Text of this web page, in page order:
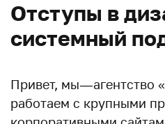
Отступы в
системный
Привет, мы — агентство
работаем с крупными